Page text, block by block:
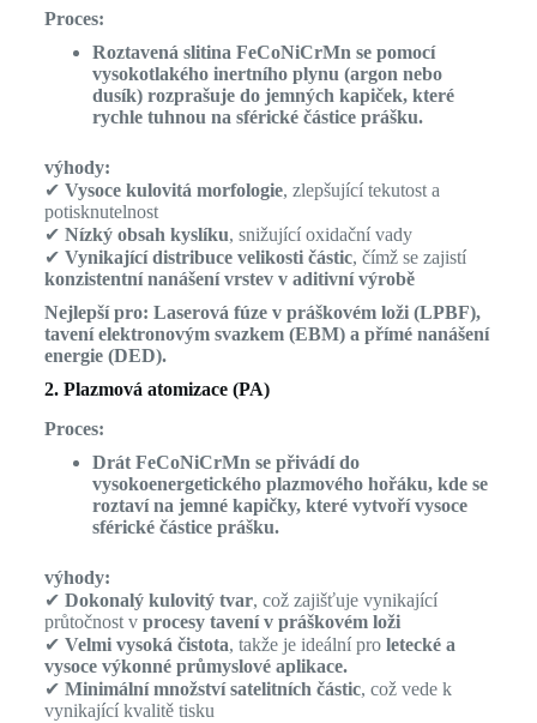
Proces:
Roztavená slitina FeCoNiCrMn se pomocí
vysokotlakého inertního plynu (argon nebo
dusík) rozprašuje do jemných kapiček, které
rychle tuhnou na sférické částice prášku.
výhody:
✔ Vysoce kulovitá morfologie, zlepšující tekutost a
potisknutelnost
✔ Nízký obsah kyslíku, snižující oxidační vady
✔ Vynikající distribuce velikosti částic, čímž se zajistí
konzistentní nanášení vrstev v aditivní výrobě
Nejlepší pro: Laserová fúze v práškovém loži (LPBF),
tavení elektronovým svazkem (EBM) a přímé nanášení
energie (DED).
2. Plazmová atomizace (PA)
Proces:
Drát FeCoNiCrMn se přivádí do
vysokoenergetického plazmového hořáku, kde se
roztaví na jemné kapičky, které vytvoří vysoce
sférické částice prášku.
výhody:
✔ Dokonalý kulovitý tvar, což zajišťuje vynikající
průtočnost v procesy tavení v práškovém loži
✔ Velmi vysoká čistota, takže je ideální pro letecké a
vysoce výkonné průmyslové aplikace.
✔ Minimální množství satelitních částic, což vede k
vynikající kvalitě tisku